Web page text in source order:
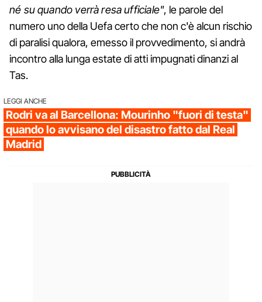
né su quando verrà resa ufficiale", le parole del
numero uno della Uefa certo che non c'è alcun rischio
di paralisi qualora, emesso il provvedimento, si andrà
incontro alla lunga estate di atti impugnati dinanzi al
Tas.
LEGGI ANCHE
Rodri va al Barcellona: Mourinho "fuori di testa"
quando lo avvisano del disastro fatto dal Real
Madrid